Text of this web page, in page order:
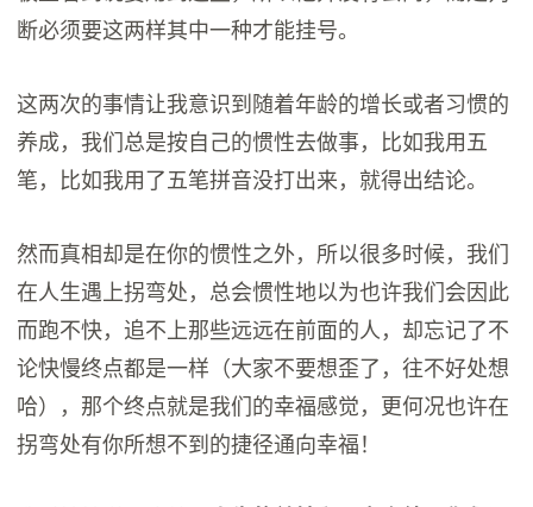
断必须要这两样其中一种才能挂号。
这两次的事情让我意识到随着年龄的增长或者习惯的
养成，我们总是按自己的惯性去做事，比如我用五
笔，比如我用了五笔拼音没打出来，就得出结论。
然而真相却是在你的惯性之外，所以很多时候，我们
在人生遇上拐弯处，总会惯性地以为也许我们会因此
而跑不快，追不上那些远远在前面的人，却忘记了不
论快慢终点都是一样（大家不要想歪了，往不好处想
哈），那个终点就是我们的幸福感觉，更何况也许在
拐弯处有你所想不到的捷径通向幸福！